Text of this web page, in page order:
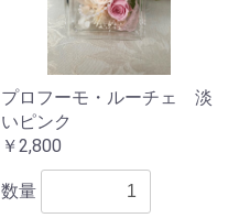
プロフーモ・ルーチェ 淡
いピンク
￥2,800
数量